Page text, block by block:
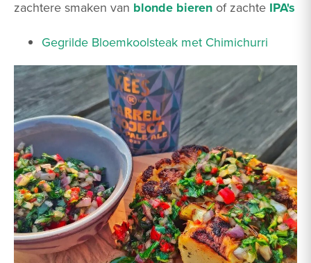
zachtere smaken van blonde bieren of zachte IPA's
Gegrilde Bloemkoolsteak met Chimichurri